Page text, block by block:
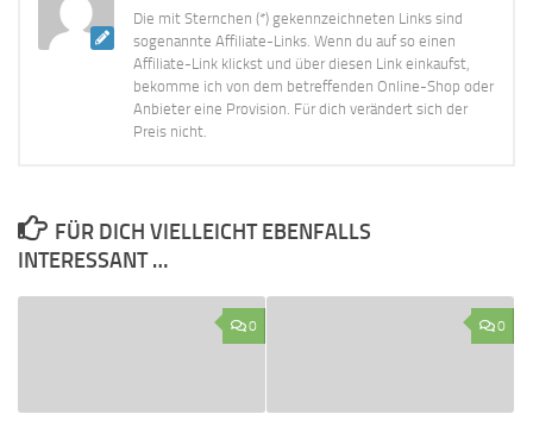
Die mit Sternchen (*) gekennzeichneten Links sind
sogenannte Affiliate-Links. Wenn du auf so einen
Affiliate-Link klickst und über diesen Link einkaufst,
bekomme ich von dem betreffenden Online-Shop oder
Anbieter eine Provision. Für dich verändert sich der
Preis nicht.
FÜR DICH VIELLEICHT EBENFALLS
INTERESSANT …
0 0